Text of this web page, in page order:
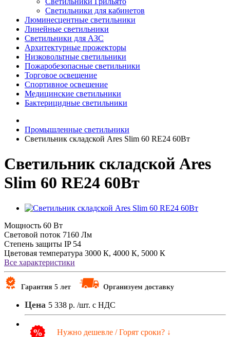
Светильники для кабинетов
Люминесцентные светильники
Линейные светильники
Светильники для АЗС
Архитектурные прожекторы
Низковольтные светильники
Пожаробезопасные светильники
Торговое освещение
Спортивное освещение
Медицинские светильники
Бактерицидные светильники
Промышленные светильники
Светильник складской Ares Slim 60 RE24 60Вт
Светильник складской Ares
Slim 60 RE24 60Вт
Мощность 60 Вт
Световой поток 7160 Лм
Степень защиты IP 54
Цветовая температура 3000 К, 4000 К, 5000 К
Все характеристики
Гарантия 5 лет Организуем доставку
Цена 5 338 р. /шт. с НДС
Нужно дешевле / Горят сроки? ↓